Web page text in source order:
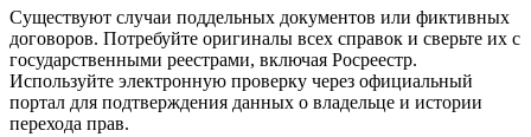
Существуют случаи поддельных документов или фиктивных
договоров. Потребуйте оригиналы всех справок и сверьте их с
государственными реестрами, включая Росреестр.
Используйте электронную проверку через официальный
портал для подтверждения данных о владельце и истории
перехода прав.